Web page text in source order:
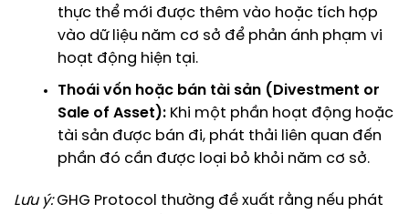
thực thể mới được thêm vào hoặc tích hợp
vào dữ liệu năm cơ sở để phản ánh phạm vi
hoạt động hiện tại.
Thoái vốn hoặc bán tài sản (Divestment or
Sale of Asset): Khi một phần hoạt động hoặc
tài sản được bán đi, phát thải liên quan đến
phần đó cần được loại bỏ khỏi năm cơ sở.
Lưu ý:GHG Protocol thường đề xuất rằng nếu phát